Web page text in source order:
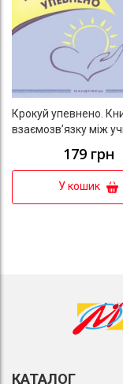
Крокуй упевнено.
взаємозв’язку між
Практичний матеріал
корекційної години
вихователя. Старший
дошкільний вік
179 грн
У кошик
КАТАЛОГ